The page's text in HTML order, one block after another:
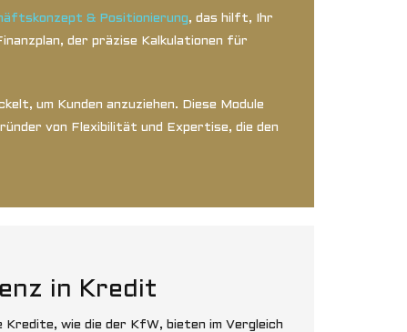
& Positionierung, das hilft, Ihr
der präzise Kalkulationen für
um Kunden anzuziehen. Diese Module
von Flexibilität und Expertise, die den
in Kredit
wie die der KfW, bieten im Vergleich